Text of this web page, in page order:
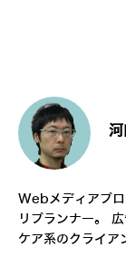
河
Webメディアプ
リプランナー。
ケア系のクライア